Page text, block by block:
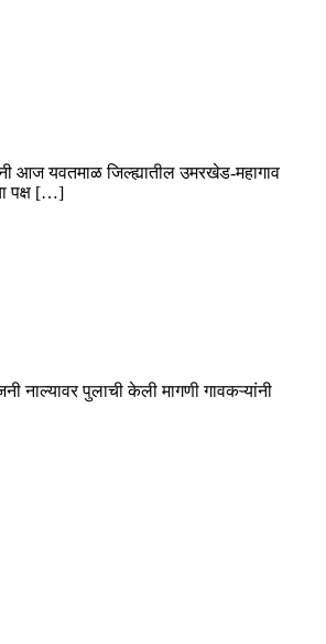
आज यवतमाळ जिल्ह्यातील उमरखेड-महागाव
पक्ष […]
पुलाची केली मागणी गावकऱ्यांनी